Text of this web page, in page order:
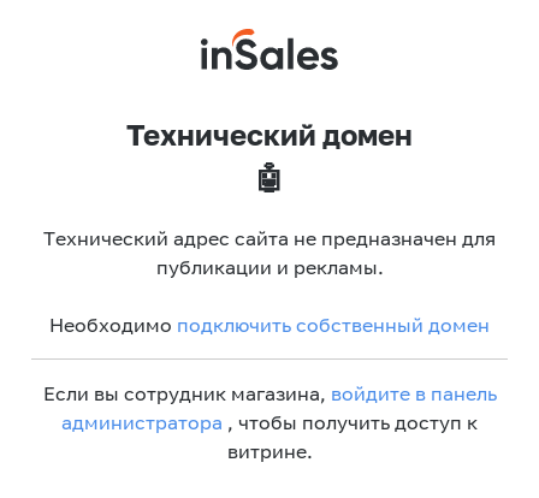
Технический домен
🤖
Технический адрес сайта не предназначен для
публикации и рекламы.
Необходимо подключить собственный домен
Если вы сотрудник магазина, войдите в панель
администратора , чтобы получить доступ к
витрине.